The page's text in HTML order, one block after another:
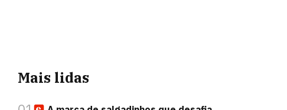
Mais lidas